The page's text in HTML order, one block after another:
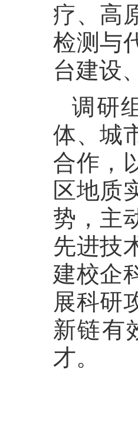
疗、高
检测与
台建设
调研
体、城
合作，
区地质
势，主
先进技
建校企
展科研
新链有
才。